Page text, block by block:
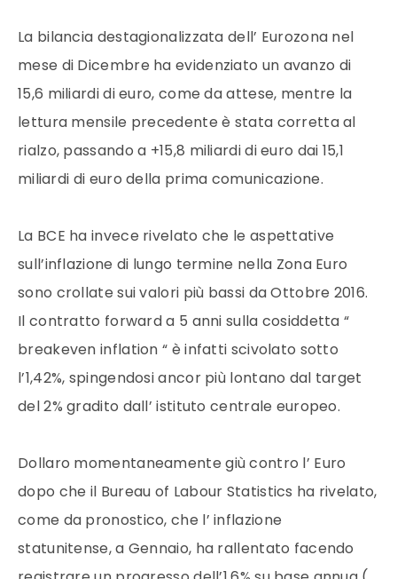
La bilancia destagionalizzata dell’ Eurozona nel
mese di Dicembre ha evidenziato un avanzo di
15,6 miliardi di euro, come da attese, mentre la
lettura mensile precedente è stata corretta al
rialzo, passando a +15,8 miliardi di euro dai 15,1
miliardi di euro della prima comunicazione.
La BCE ha invece rivelato che le aspettative
sull’inflazione di lungo termine nella Zona Euro
sono crollate sui valori più bassi da Ottobre 2016.
Il contratto forward a 5 anni sulla cosiddetta “
breakeven inflation “ è infatti scivolato sotto
l’1,42%, spingendosi ancor più lontano dal target
del 2% gradito dall’ istituto centrale europeo.
Dollaro momentaneamente giù contro l’ Euro
dopo che il Bureau of Labour Statistics ha rivelato,
come da pronostico, che l’ inflazione
statunitense, a Gennaio, ha rallentato facendo